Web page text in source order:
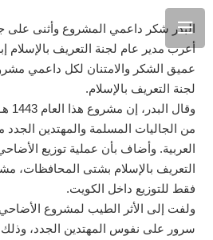
البدر شكر داعمي المشروع وأثنى على
أعرب مدير عام لجنة التعريف بالإسلام
عميق الشكر والامتنان لكل داعمي
لجنة التعريف بالإسلام.
من الجاليات المسلمة والمهتدين الجدد
العربية. وأضاف بأن عملية توزيع
التعريف بالإسلام بشتى المحافظات،
فقط للتوزيع داخل الكويت.
ولفت إلى الأثر الطيب لمشروع
سرور على نفوس المهتدين الجدد، وذلك